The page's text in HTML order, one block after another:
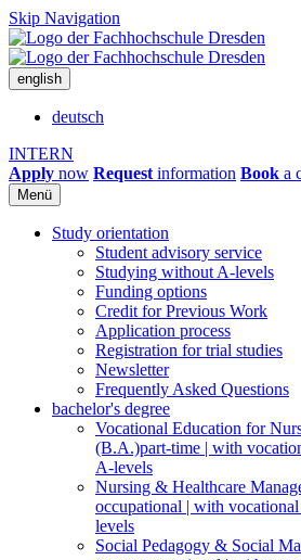
Skip Navigation
english
deutsch
INTERN
Apply now Request information Book a
Menü
Study orientation
Student advisory service
Studying without A-levels
Funding options
Credit for Previous Work
Application process
Registration for trial studies
Newsletter
Frequently Asked Questions
bachelor's degree
Vocational Education for
(B.A.)part-time | with
A-levels
Nursing & Healthcare
occupational | with
levels
Social Pedagogy & Social